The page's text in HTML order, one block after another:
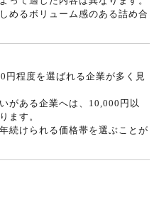
めるボリューム感のある詰め合
程度を選ばれる企業が多く見
がある企業へは、10,000円以
ます。
続けられる価格帯を選ぶことが